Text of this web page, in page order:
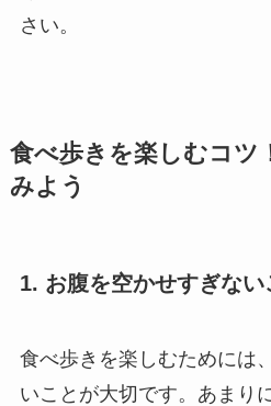
さい。
食べ歩きを楽しむコツ
みよう
1. お腹を空かせすぎない
食べ歩きを楽しむためには
いことが大切です。あまり